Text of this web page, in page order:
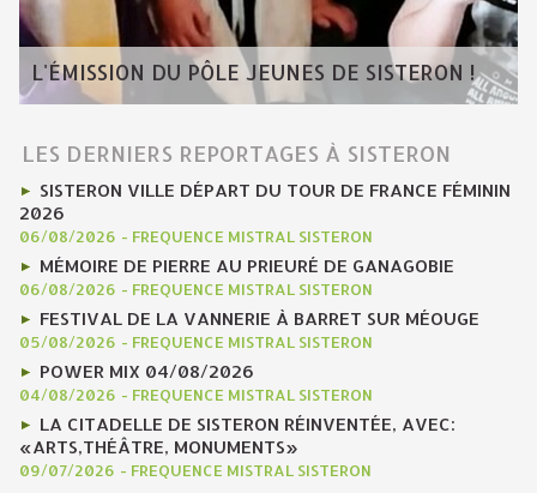
L'ÉMISSION DU PÔLE JEUNES DE SISTERON !
LES DERNIERS REPORTAGES À SISTERON
SISTERON VILLE DÉPART DU TOUR DE FRANCE FÉMININ
2026
06/08/2026 - FREQUENCE MISTRAL SISTERON
MÉMOIRE DE PIERRE AU PRIEURÉ DE GANAGOBIE
06/08/2026 - FREQUENCE MISTRAL SISTERON
FESTIVAL DE LA VANNERIE À BARRET SUR MÉOUGE
05/08/2026 - FREQUENCE MISTRAL SISTERON
POWER MIX 04/08/2026
04/08/2026 - FREQUENCE MISTRAL SISTERON
LA CITADELLE DE SISTERON RÉINVENTÉE, AVEC:
«ARTS,THÉÂTRE, MONUMENTS»
09/07/2026 - FREQUENCE MISTRAL SISTERON